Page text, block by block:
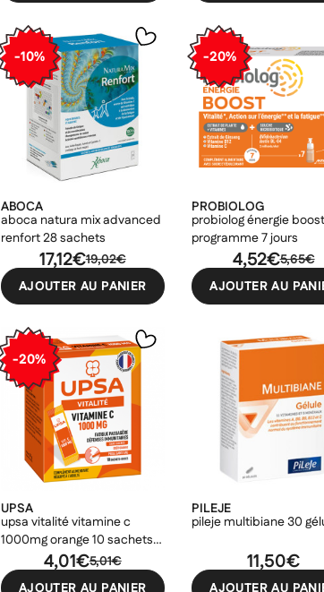
-10%
ABOCA
aboca natura mix advanced
renfort 28 sachets
19,02€
17,12€
AJOUTER AU PANIER
-20%
PROBIOLOG
probiolog énergie boost
programme 7 jours
5,65€
4,52€
AJOUTER AU
-20%
UPSA
upsa vitalité vitamine c
1000mg orange 10 sachets-
5,01€
4,01€
AJOUTER AU PANIER
PILEJE
pileje multibiane 30
11,50€
AJOUTER AU